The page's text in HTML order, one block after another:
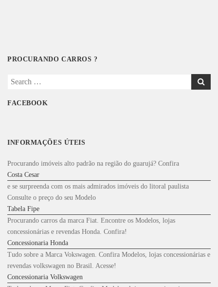
PROCURANDO CARROS ?
Search
FACEBOOK
INFORMAÇÕES ÚTEIS
Procurando imóveis alto padrão na região do guarujá? Confira
Costa Cesar
e se surpreenda com os mais admirados imóveis do litoral paulista
Consulte o preço do seu Modelo
Tabela Fipe
Procurando carros da marca Fiat. Encontre os Modelos, lojas
concessionárias e revendas Honda. Confira!
Concessionaria Honda
Tudo sobre a Marca Vokswagen. Confira Modelos, lojas concessionárias e
revendas volkswagen no Brasil. Acesse!
Concessionaria Volkswagen